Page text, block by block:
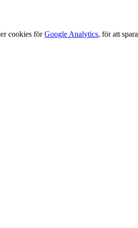
cookies förGoogle Analytics, för att spara